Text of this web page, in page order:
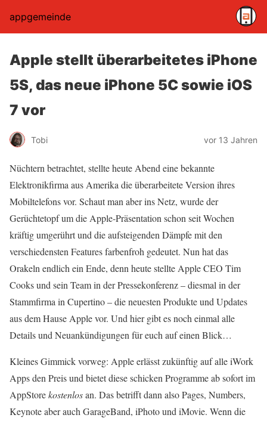
appgemeinde
Apple stellt überarbeitetes iPhone
5S, das neue iPhone 5C sowie iOS
7 vor
Tobi vor 13 Jahren
Nüchtern betrachtet, stellte heute Abend eine bekannte
Elektronikfirma aus Amerika die überarbeitete Version ihres
Mobiltelefons vor. Schaut man aber ins Netz, wurde der
Gerüchtetopf um die Apple-Präsentation schon seit Wochen
kräftig umgerührt und die aufsteigenden Dämpfe mit den
verschiedensten Features farbenfroh gedeutet. Nun hat das
Orakeln endlich ein Ende, denn heute stellte Apple CEO Tim
Cooks und sein Team in der Pressekonferenz – diesmal in der
Stammfirma in Cupertino – die neuesten Produkte und Updates
aus dem Hause Apple vor. Und hier gibt es noch einmal alle
Details und Neuankündigungen für euch auf einen Blick…
Kleines Gimmick vorweg: Apple erlässt zukünftig auf alle iWork
Apps den Preis und bietet diese schicken Programme ab sofort im
AppStorekostenlosan. Das betrifft dann also Pages, Numbers,
Keynote aber auch GarageBand, iPhoto und iMovie. Wenn die